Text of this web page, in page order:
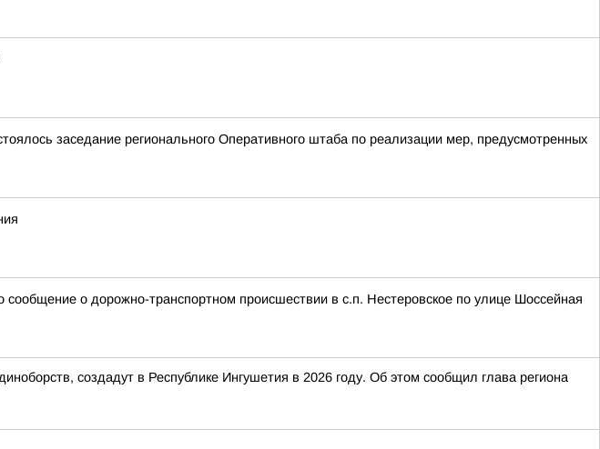
заседание регионального Оперативного штаба по реализации мер, предусмотренных
о дорожно-транспортном происшествии в с.п. Нестеровское по улице Шоссейная
создадут в Республике Ингушетия в 2026 году. Об этом сообщил глава региона